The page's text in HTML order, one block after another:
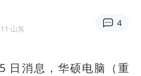
我国外贸延续良好增长态势
陈幸同晋级WTT横滨冠军赛8强
·山东
4
日消息，华硕电脑（重